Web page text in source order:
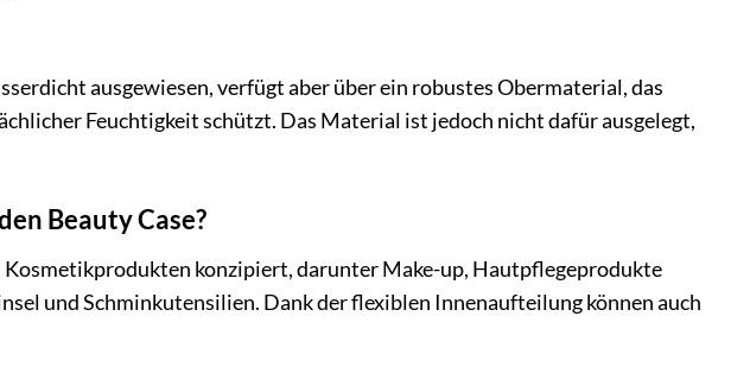
ausgewiesen, verfügt aber über ein robustes Obermaterial, das
Feuchtigkeit schützt. Das Material ist jedoch nicht dafür ausgelegt,
Beauty Case?
konzipiert, darunter Make-up, Hautpflegeprodukte
und Schminkutensilien. Dank der flexiblen Innenaufteilung können auch